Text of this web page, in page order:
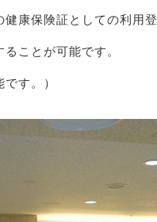
康保険証としての利用
ことが可能です。
す。）